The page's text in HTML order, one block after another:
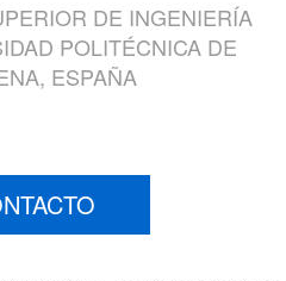
DE INGENIERÍA
POLITÉCNICA DE
ESPAÑA